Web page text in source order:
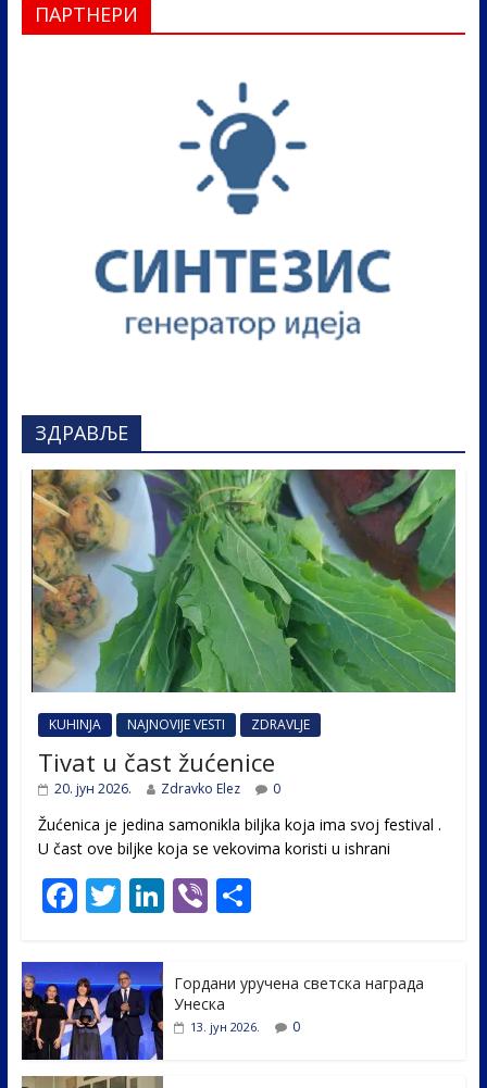
ПАРТНЕРИ
ЗДРАВЉЕ
KUHINJA NAJNOVIJE VESTI ZDRAVLJE
Tivat u čast žućenice
20. јун 2026. Zdravko Elez 0
Žućenica je jedina samonikla biljka koja ima svoj festival .
U čast ovе biljke koja se vekovima koristi u ishrani
F
e
b
o
o
T
itt
er
Li
e
dI
Vi S
e
Гордани уручена светска награда
Унеска
13. јун 2026. 0